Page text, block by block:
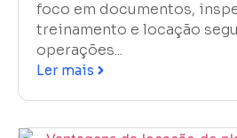
foco em documentos,
treinamento e locação
operações...
Ler mais